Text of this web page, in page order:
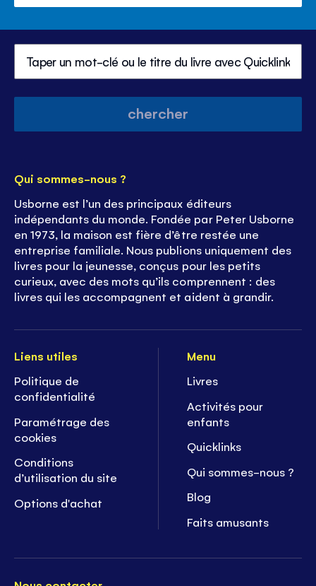
chercher
Liens utiles
Politique de
confidentialité
Paramétrage des
cookies
Conditions
d’utilisation du site
Options d'achat
Menu
Livres
Activités pour
enfants
Quicklinks
Qui sommes-nous ?
Blog
Faits amusants
Qui sommes-nous ?
Usborne est l’un des principaux éditeurs
indépendants du monde. Fondée par Peter Usborne
en 1973, la maison est fière d’être restée une
entreprise familiale. Nous publions uniquement des
livres pour la jeunesse, conçus pour les petits
curieux, avec des mots qu’ils comprennent : des
livres qui les accompagnent et aident à grandir.